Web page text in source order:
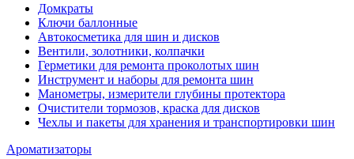
Домкраты
Ключи баллонные
Автокосметика для шин и дисков
Вентили, золотники, колпачки
Герметики для ремонта проколотых шин
Инструмент и наборы для ремонта шин
Манометры, измерители глубины протектора
Очистители тормозов, краска для дисков
Чехлы и пакеты для хранения и транспортировки шин
Ароматизаторы